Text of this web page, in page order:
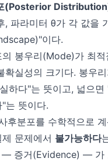
(Posterior
, 파라미터 θ가 각 값을
이다.
의 봉우리(Mode)가 최적
확실성의 크기다. 봉우
하다"는 뜻이고, 넓으면
는 뜻이다.
후분포를 수학적으로
문제에서 불가능하다
— 증거(Evidence) — 가